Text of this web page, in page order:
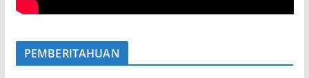
PEMBERITAHUAN